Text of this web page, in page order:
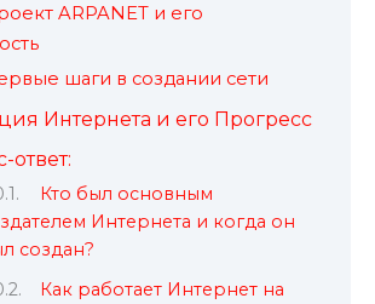
ARPANET и его
шаги в создании сети
Интернета и его Прогресс
ответ:
Кто был основным
Интернета и когда он
создан?
Как работает Интернет на